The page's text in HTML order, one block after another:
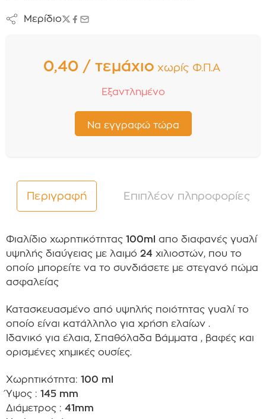
Μερίδιο
0,40 / τεμάχιο χωρίς Φ.Π.Α
Εξαντλημένο
Περιγραφή Επιπλέον πληροφορίες
Φιαλίδιο χωρητικότητας 100ml απο διαφανές γυαλί
υψηλής διαύγειας με λαιμό 24 χιλιοστών, που το
οποίο μπορείτε να το συνδιάσετε με στεγανό πώμα
ασφαλείας
Κατασκευασμένο από υψηλής ποιότητας γυαλί το
οποίο είναι κατάλληλο για χρήση ελαίων .
Ιδανικό για έλαια, Σπαθόλαδα Βάμματα , βαφές και
ορισμένες χημικές ουσίες.
Χωρητικότητα: 100 ml
Ύψος : 145 mm
Διάμετρος : 41mm